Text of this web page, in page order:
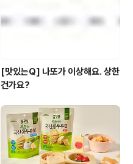
[맛있는Q] 나또가 이상해요. 상한
건가요?